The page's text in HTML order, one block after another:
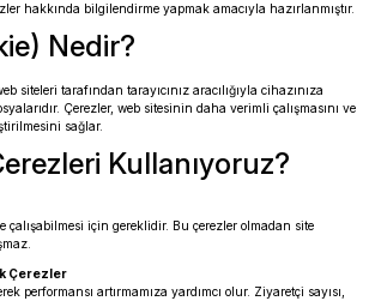
hakkında bilgilendirme yapmak amacıyla hazırlanmıştır.
Nedir?
siteleri tarafından tarayıcınız aracılığıyla cihazınıza
Çerezler, web sitesinin daha verimli çalışmasını ve
sağlar.
Kullanıyoruz?
çalışabilmesi için gereklidir. Bu çerezler olmadan site
Çerezler
performansı artırmamıza yardımcı olur. Ziyaretçi sayısı,